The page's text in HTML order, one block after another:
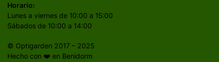
Horario:
Lunes a viernes de 10:00 a 15:00
Sábados de 10:00 a 14:00
© Optigarden 2017 – 2025
Hecho con ❤️ en Benidorm